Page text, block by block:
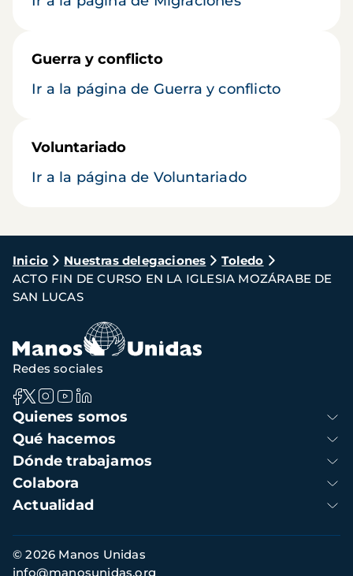
Guerra y conflicto
Ir a la página de Guerra y conflicto
Voluntariado
Ir a la página de Voluntariado
Ruta
de
navegación
Inicio Nuestras delegaciones
Toledo
ACTO FIN DE CURSO EN LA IGLESIA MOZÁRABE DE
SAN LUCAS
Navegación
principal
Quienes somos
Qué hacemos
Dónde trabajamos
Colabora
Actualidad
Redes sociales
Información
de
© 2026 Manos Unidas
info@manosunidas.org